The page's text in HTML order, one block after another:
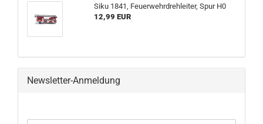
Siku 1841, Feuerwehrdrehleiter, Spur H0
12,99 EUR
Newsletter-Anmeldung